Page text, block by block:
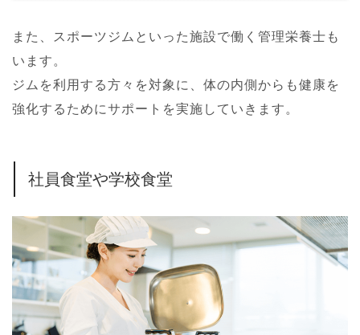
また、スポーツジムといった施設で働く管理栄養士も
います。
ジムを利用する方々を対象に、体の内側からも健康を
強化するためにサポートを実施していきます。
社員食堂や学校食堂